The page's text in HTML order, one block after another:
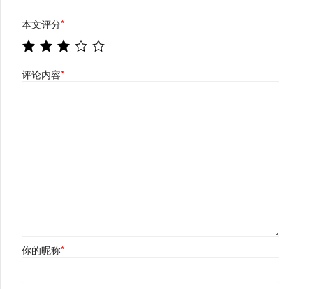
本文评分*
评论内容*
你的昵称*